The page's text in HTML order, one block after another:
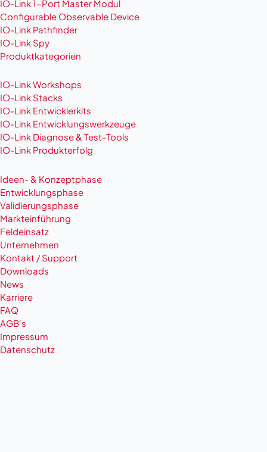
IO-Link 1-Port Master Modul
Configurable Observable Device
IO-Link Pathfinder
IO-Link Spy
Produktkategorien
IO-Link Workshops
IO-Link Stacks
IO-Link Entwicklerkits
IO-Link Entwicklungswerkzeuge
IO-Link Diagnose & Test-Tools
IO-Link Produkterfolg
Ideen- & Konzeptphase
Entwicklungsphase
Validierungsphase
Markteinführung
Feldeinsatz
Unternehmen
Kontakt / Support
Downloads
News
Karriere
FAQ
AGB's
Impressum
Datenschutz